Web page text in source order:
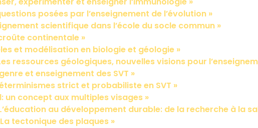
posées par l’enseignement de l’évolution »
scientifique dans l’école du socle commun »
continentale »
et modélisation en biologie et géologie »
ressources géologiques, nouvelles visions pour
et enseignement des SVT »
strict et probabiliste en SVT »
un concept aux multiples visages »
au développement durable: de la recherche à la
La tectonique des plaques »